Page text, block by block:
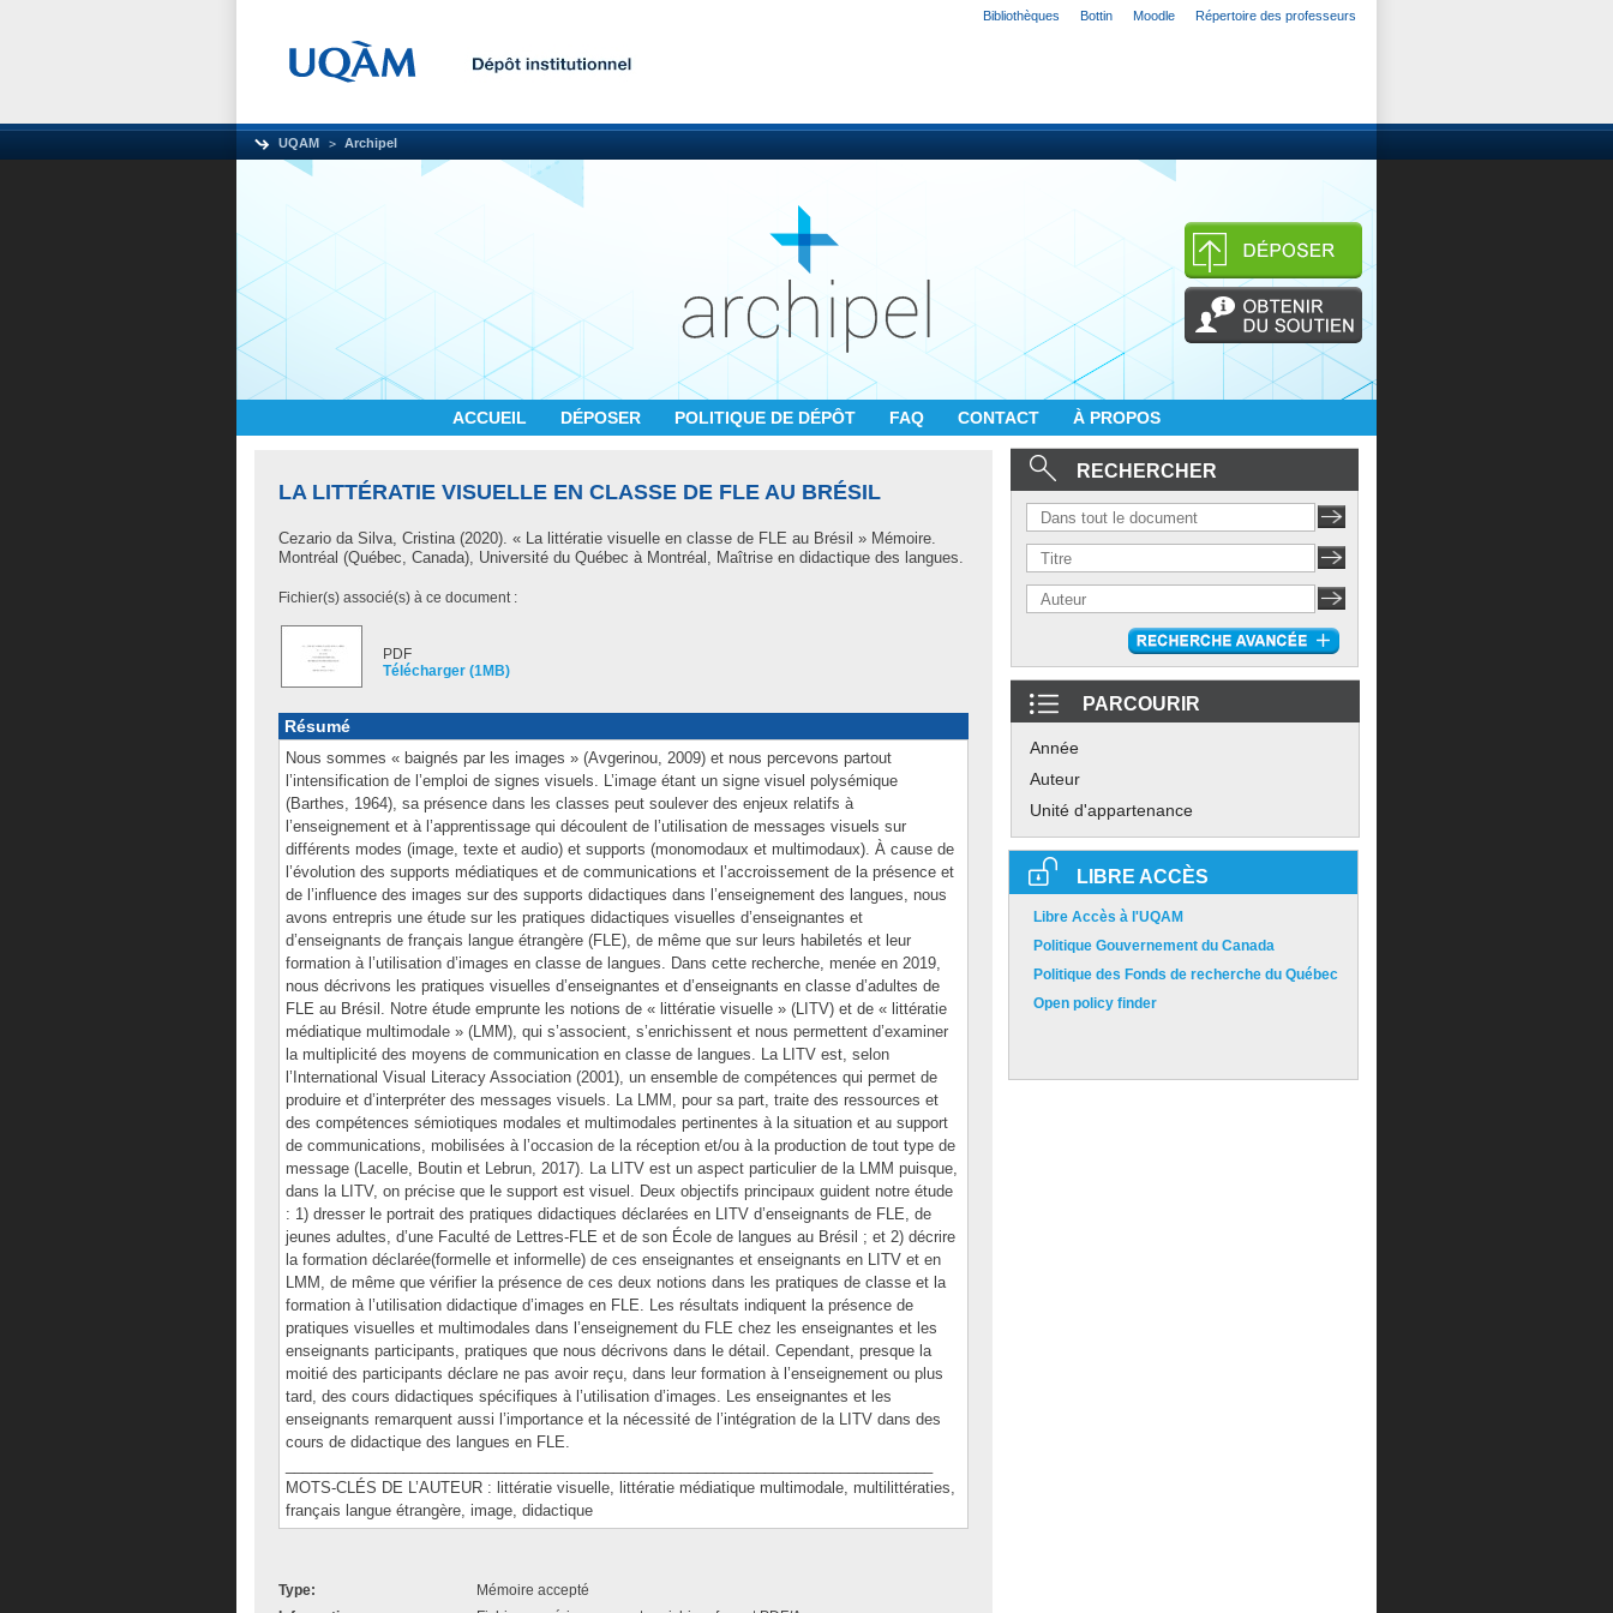
Bibliothèques Bottin Moodle Répertoire des professeurs
UQAM Archipel
ACCUEIL DÉPOSER POLITIQUE DE DÉPÔT FAQ CONTACT À PROPOS
LA LITTÉRATIE VISUELLE EN CLASSE DE FLE AU BRÉSIL
Cezario da Silva, Cristina(2020). « La littératie visuelle en classe de FLE au Brésil » Mémoire.
Montréal (Québec, Canada), Université du Québec à Montréal, Maîtrise en didactique des langues.
Fichier(s) associé(s) à ce document :
PDF
Télécharger (1MB)
Résumé
Nous sommes « baignés par les images » (Avgerinou, 2009) et nous percevons partout
l’intensification de l’emploi de signes visuels. L’image étant un signe visuel polysémique
(Barthes, 1964), sa présence dans les classes peut soulever des enjeux relatifs à
l’enseignement et à l’apprentissage qui découlent de l’utilisation de messages visuels sur
différents modes (image, texte et audio) et supports (monomodaux et multimodaux). À cause de
l’évolution des supports médiatiques et de communications et l’accroissement de la présence et
de l’influence des images sur des supports didactiques dans l’enseignement des langues, nous
avons entrepris une étude sur les pratiques didactiques visuelles d’enseignantes et
d’enseignants de français langue étrangère (FLE), de même que sur leurs habiletés et leur
formation à l’utilisation d’images en classe de langues. Dans cette recherche, menée en 2019,
nous décrivons les pratiques visuelles d’enseignantes et d’enseignants en classe d’adultes de
FLE au Brésil. Notre étude emprunte les notions de « littératie visuelle » (LITV) et de « littératie
médiatique multimodale » (LMM), qui s’associent, s’enrichissent et nous permettent d’examiner
la multiplicité des moyens de communication en classe de langues. La LITV est, selon
l’International Visual Literacy Association (2001), un ensemble de compétences qui permet de
produire et d’interpréter des messages visuels. La LMM, pour sa part, traite des ressources et
des compétences sémiotiques modales et multimodales pertinentes à la situation et au support
de communications, mobilisées à l’occasion de la réception et/ou à la production de tout type de
message (Lacelle, Boutin et Lebrun, 2017). La LITV est un aspect particulier de la LMM puisque,
dans la LITV, on précise que le support est visuel. Deux objectifs principaux guident notre étude
: 1) dresser le portrait des pratiques didactiques déclarées en LITV d’enseignants de FLE, de
jeunes adultes, d’une Faculté de Lettres-FLE et de son École de langues au Brésil ; et 2) décrire
la formation déclarée(formelle et informelle) de ces enseignantes et enseignants en LITV et en
LMM, de même que vérifier la présence de ces deux notions dans les pratiques de classe et la
formation à l’utilisation didactique d’images en FLE. Les résultats indiquent la présence de
pratiques visuelles et multimodales dans l’enseignement du FLE chez les enseignantes et les
enseignants participants, pratiques que nous décrivons dans le détail. Cependant, presque la
moitié des participants déclare ne pas avoir reçu, dans leur formation à l’enseignement ou plus
tard, des cours didactiques spécifiques à l’utilisation d’images. Les enseignantes et les
enseignants remarquent aussi l’importance et la nécessité de l’intégration de la LITV dans des
cours de didactique des langues en FLE.
MOTS-CLÉS DE L’AUTEUR : littératie visuelle, littératie médiatique multimodale, multilittératies,
français langue étrangère, image, didactique
Type:
Mémoire accepté
RECHERCHER
PARCOURIR
Année
Auteur
Unité d'appartenance
LIBRE ACCÈS
Libre Accès à l'UQAM
Politique Gouvernement du Canada
Politique des Fonds de recherche du Québec
Open policy finder